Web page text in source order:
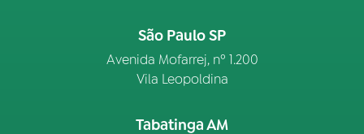
São Paulo SP
Avenida Mofarrej, nº 1.200
Vila Leopoldina
Tabatinga AM